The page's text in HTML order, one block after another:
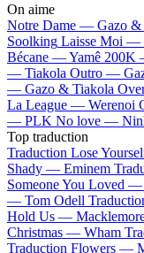
On aime
Notre Dame — Gazo &
Soolking Laisse Moi —
Bécane —Yamê 200K
— Tiakola Outro —
— Gazo & Tiakola
La League — Werenoi
— PLK No love —
Top traduction
Traduction Lose
Shady — Eminem
Someone You Loved —
— Tom Odell
Hold Us —
Christmas — Wham
Traduction Flowers —